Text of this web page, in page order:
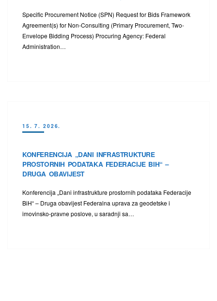
Specific Procurement Notice (SPN) Request for Bids Framework
Agreement(s) for Non-Consulting (Primary Procurement, Two-
Envelope Bidding Process) Procuring Agency: Federal
Administration…
15. 7. 2026.
KONFERENCIJA „DANI INFRASTRUKTURE
PROSTORNIH PODATAKA FEDERACIJE BIH“ –
DRUGA OBAVIJEST
Konferencija „Dani infrastrukture prostornih podataka Federacije
BiH“ – Druga obavijest Federalna uprava za geodetske i
imovinsko-pravne poslove, u saradnji sa…